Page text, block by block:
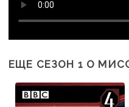
ЕЩЕ СЕЗОН 1 О